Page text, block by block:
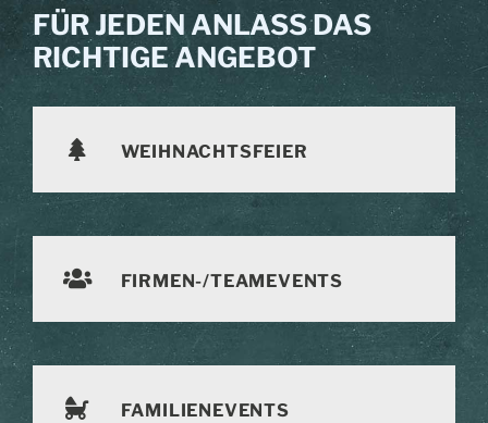
FÜR JEDEN ANLASS DAS
RICHTIGE ANGEBOT
WEIHNACHTSFEIER
FIRMEN-/TEAMEVENTS
FAMILIENEVENTS